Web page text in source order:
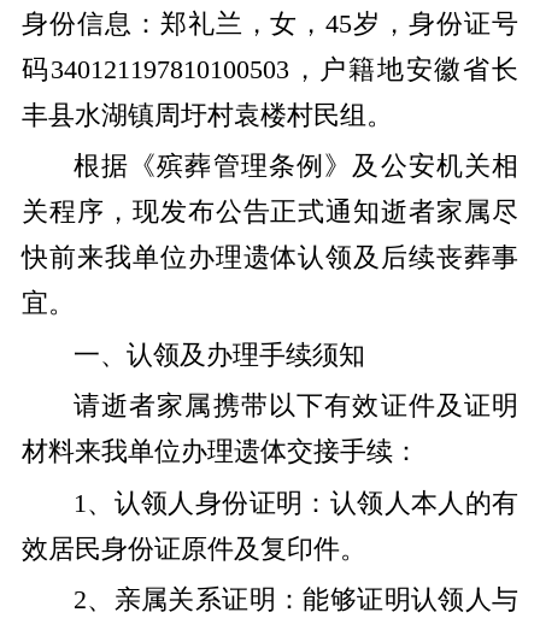
身份信息：郑礼兰，女，45岁，身份证号
码340121197810100503，户籍地安徽省长
丰县水湖镇周圩村袁楼村民组。
根据《殡葬管理条例》及公安机关相
关程序，现发布公告正式通知逝者家属尽
快前来我单位办理遗体认领及后续丧葬事
宜。
一、认领及办理手续须知
请逝者家属携带以下有效证件及证明
材料来我单位办理遗体交接手续：
1、认领人身份证明：认领人本人的有
效居民身份证原件及复印件。
2、亲属关系证明：能够证明认领人与